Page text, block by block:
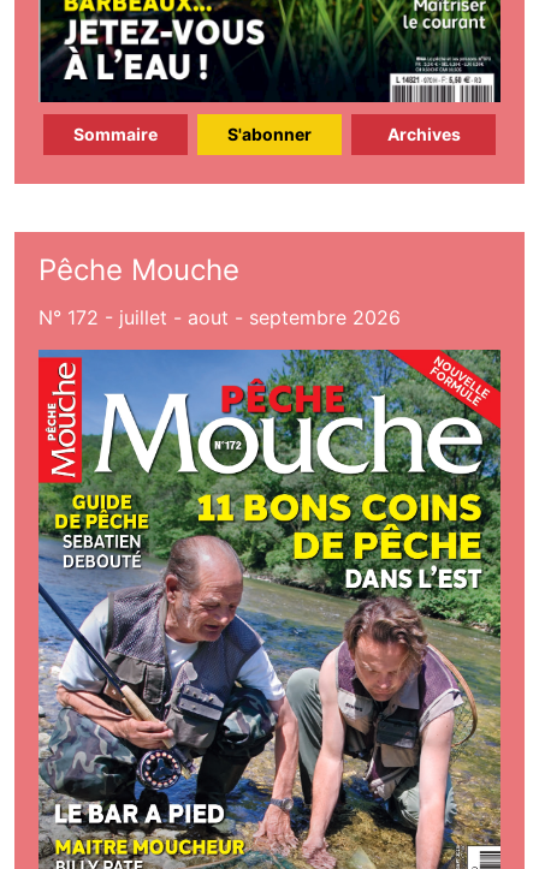
Sommaire S'abonner Archives
Pêche Mouche
N° 172 - juillet - aout - septembre 2026